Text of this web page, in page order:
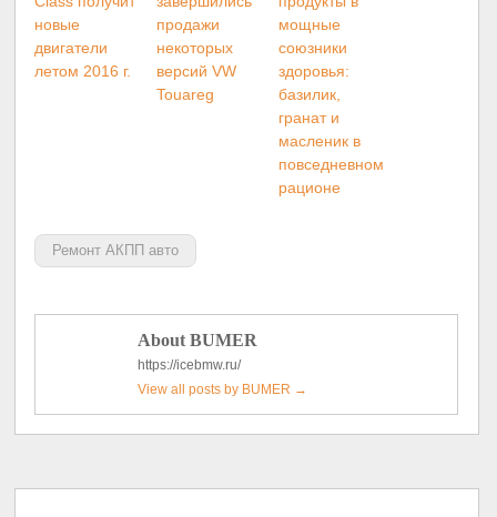
новые
двигатели
летом 2016 г.
продажи
некоторых
версий VW
Touareg
мощные
союзники
здоровья:
базилик,
гранат и
масленик в
повседневном
рационе
Ремонт АКПП авто
About BUMER
https://icebmw.ru/
View all posts by BUMER →